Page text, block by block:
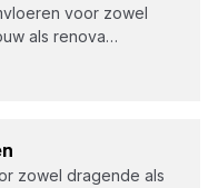
voor zowel
als renova…
zowel dragende als